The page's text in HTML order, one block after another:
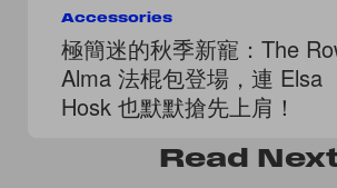
Accessories
極簡迷的秋季新寵：The
Alma 法棍包登場，連 Elsa
Hosk 也默默搶先上肩！
Read